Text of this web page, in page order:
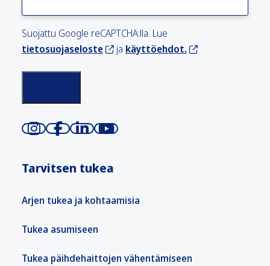
Suojattu Google reCAPTCHA:lla. Lue
tietosuojaseloste
ja käyttöehdot.
Tarvitsen tukea
Arjen tukea ja kohtaamisia
Tukea asumiseen
Tukea päihdehaittojen vähentämiseen